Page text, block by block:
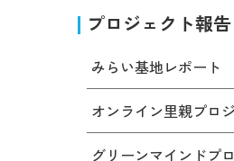
プロジェクト報告
みらい基地レポート
オンライン里親プロ
グリーンマインドプ